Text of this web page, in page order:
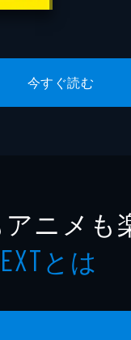
今すぐ読む
ニメも
とは